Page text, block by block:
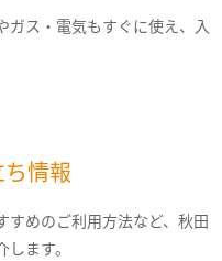
ガス・電気もすぐに使え、入
情報
すめのご利用方法など、秋田
ます。